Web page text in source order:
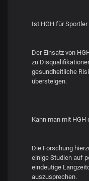
Ist HGH für Sportler
Der Einsatz von
zu
gesundheitliche
übersteigen.
Kann man mit HGH
Die Forschung
einige Studien auf
eindeutige
auszusprechen.